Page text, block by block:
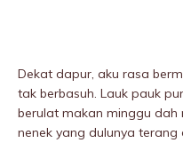
Dekat dapur, aku rasa
tak berbasuh. Lauk pauk
berulat makan minggu dah
nenek yang dulunya